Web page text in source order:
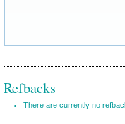
Refbacks
There are currently no